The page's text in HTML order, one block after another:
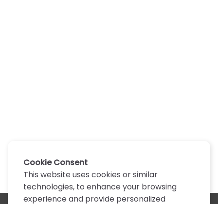
Cookie Consent
This website uses cookies or similar
technologies, to enhance your browsing
experience and provide personalized